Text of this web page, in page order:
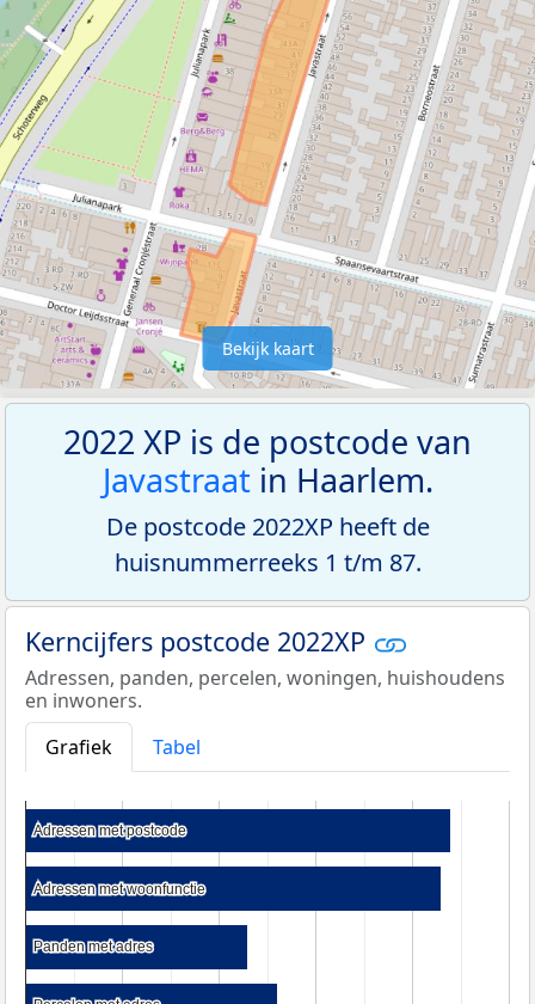
Bekijk kaart
2022 XP is de postcode van
Javastraatin Haarlem.
De postcode 2022XP heeft de
huisnummerreeks 1 t/m 87.
Kerncijfers postcode 2022XP
Adressen, panden, percelen, woningen, huishoudens
en inwoners.
Grafiek
Tabel
Adressen met postcode
Adressen met postcode
Adressen met woonfunctie
Adressen met woonfunctie
Panden met adres
Panden met adres